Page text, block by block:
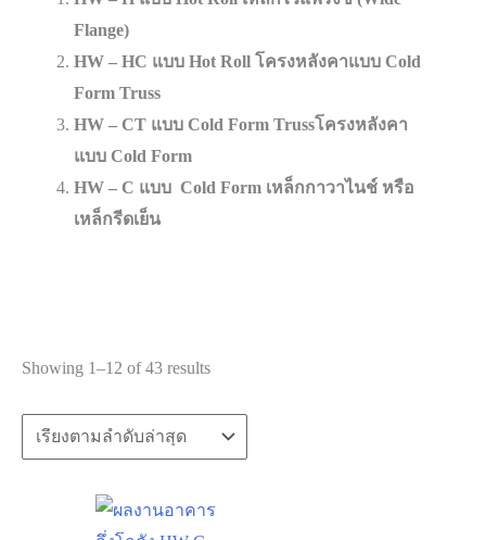
Flange)
HW – HC แบบ Hot Roll โครงหลังคาแบบ Cold
Form Truss
HW – CT แบบ Cold Form Trussโครงหลังคา
แบบ Cold Form
HW – C แบบ Cold Form เหล็กกาวาไนช์ หรือ
เหล็กรีดเย็น
Showing 1–12 of 43 results